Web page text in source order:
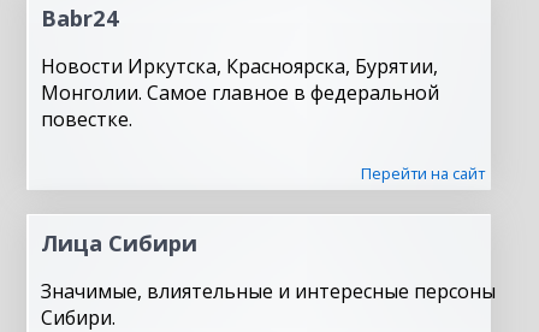
Babr24
Новости Иркутска, Красноярска, Бурятии,
Монголии. Самое главное в федеральной
повестке.
Перейти на сайт
Лица Сибири
Значимые, влиятельные и интересные персоны
Сибири.